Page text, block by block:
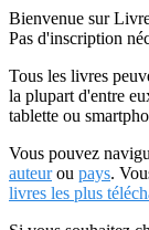
Bienvenue sur
Pas d'inscription
Tous les livres
la plupart d'entre
tablette ou
Vous pouvez
auteurou pays.
livres les plus